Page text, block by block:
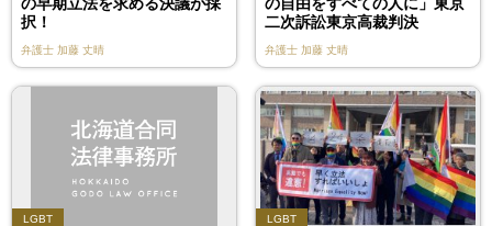
択！
弁護士 加藤 丈晴
二次訴訟東京高裁判決
弁護士 加藤 丈晴
LGBT LGBT